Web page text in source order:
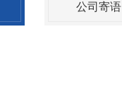
公司寄语